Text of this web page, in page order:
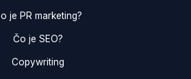
je PR marketing?
Čo je SEO?
Copywriting